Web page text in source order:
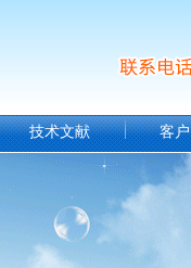
技术文献 客